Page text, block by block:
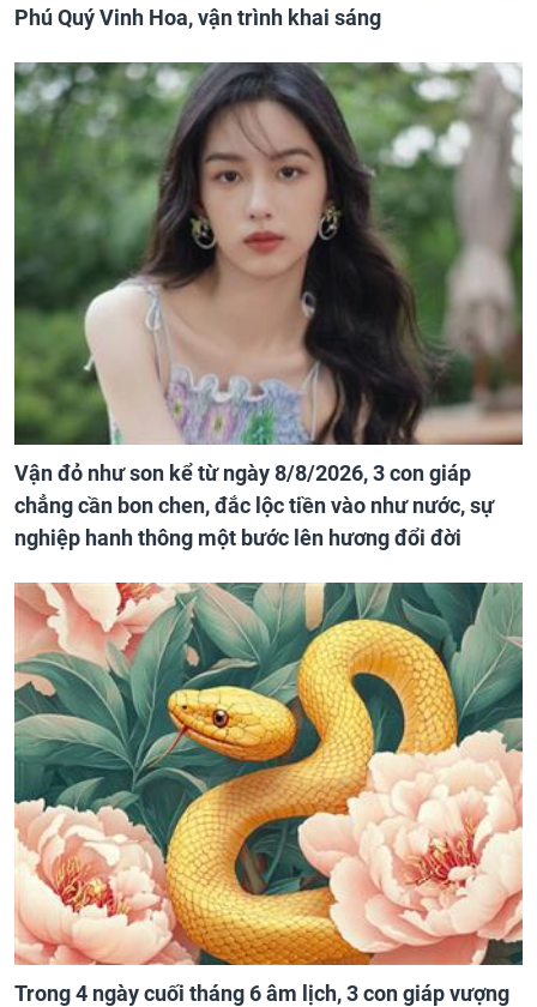
Phú Quý Vinh Hoa, vận trình khai sáng
Vận đỏ như son kể từ ngày 8/8/2026, 3 con giáp
chẳng cần bon chen, đắc lộc tiền vào như nước, sự
nghiệp hanh thông một bước lên hương đổi đời
Trong 4 ngày cuối tháng 6 âm lịch, 3 con giáp vượng